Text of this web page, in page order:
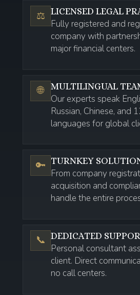
⚖️ LICENSED LEGAL
Fully registered and
company with
major financial centers.
🌐 MULTILINGUAL
Our experts speak
Russian, Chinese, and
languages for global
🔑 TURNKEY
From company
acquisition and
handle the entire
📞 DEDICATED
Personal consultant
client. Direct
no call centers.